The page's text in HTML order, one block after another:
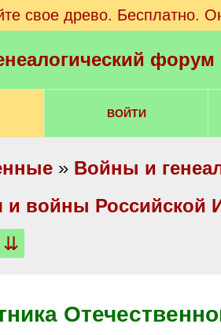
свое древо. Бесплатно.
ВОЙТИ
» Войны и
и войны Российской
⇊